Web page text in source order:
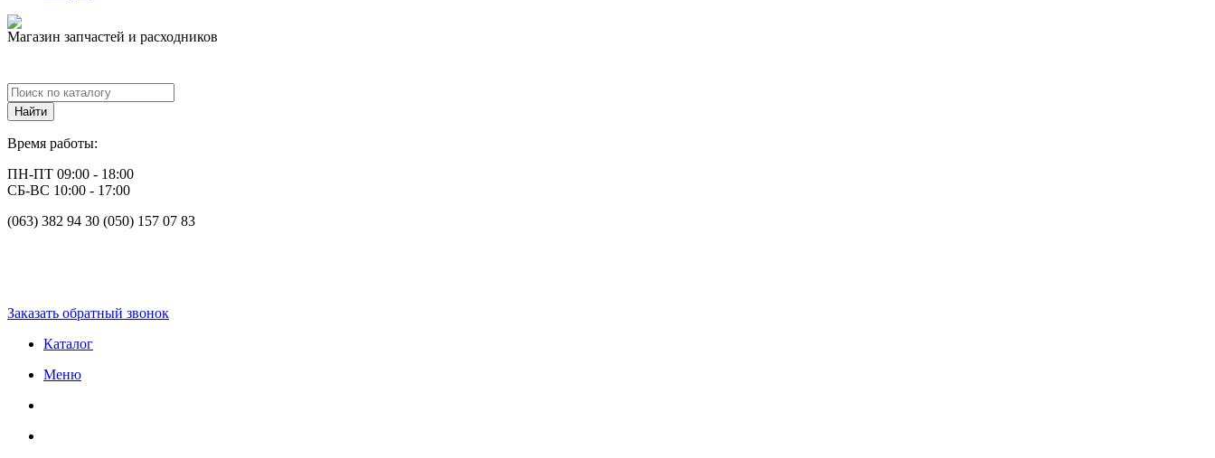
Магазин запчастей и расходников
Время работы:
ПН-ПТ 09:00 - 18:00
СБ-ВС 10:00 - 17:00
(063) 382 94 30 (050) 157 07 83
Заказать обратный звонок
Каталог
Меню